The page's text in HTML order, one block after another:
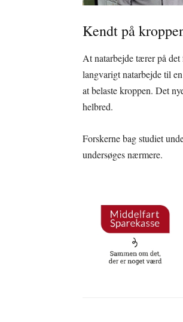
Kendt på
At natarbejde tærer på
langvarigt natarbejde til
at belaste kroppen. Det
helbred.
Forskerne bag studiet
undersøges nærmere.